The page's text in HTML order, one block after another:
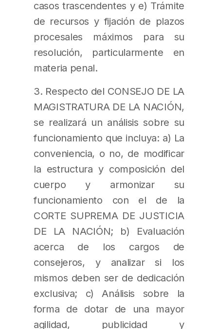
casos trascendentes y e) Trámite
de recursos y fijación de plazos
procesales máximos para su
resolución, particularmente en
materia penal.
3. Respecto del CONSEJO DE LA
MAGISTRATURA DE LA NACIÓN,
se realizará un análisis sobre su
funcionamiento que incluya: a) La
conveniencia, o no, de modificar
la estructura y composición del
cuerpo y armonizar su
funcionamiento con el de la
CORTE SUPREMA DE JUSTICIA
DE LA NACIÓN; b) Evaluación
acerca de los cargos de
consejeros, y analizar si los
mismos deben ser de dedicación
exclusiva; c) Análisis sobre la
forma de dotar de una mayor
agilidad, publicidad y